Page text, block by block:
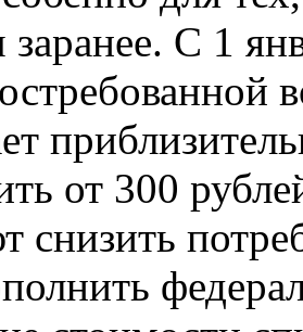
С 1
от 300
снизить